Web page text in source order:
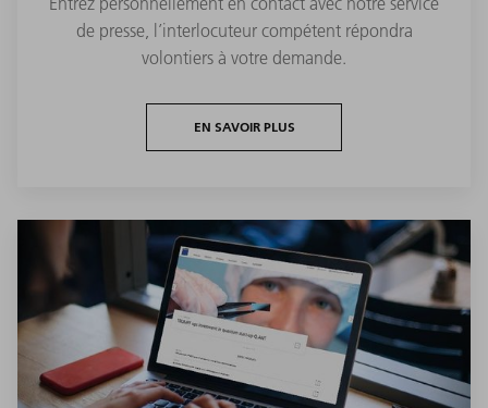
de presse, l’interlocuteur compétent répondra
volontiers à votre demande.
EN SAVOIR PLUS